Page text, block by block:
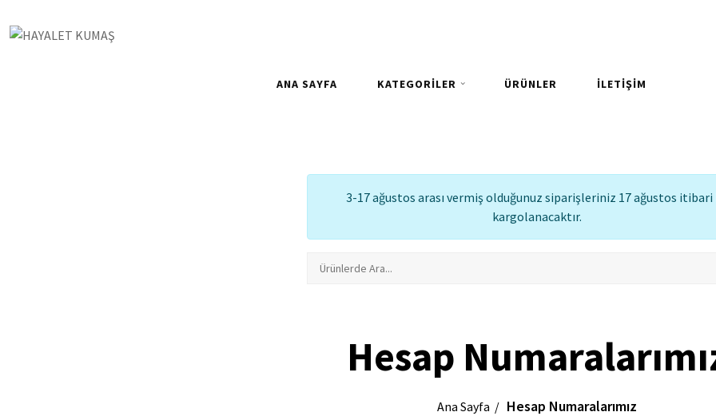
ANA SAYFA KATEGORİLER ÜRÜNLER İLETİŞİM
3-17 ağustos arası vermiş olduğunuz siparişleriniz 17 ağustos itibari
kargolanacaktır.
Hesap
Ana Sayfa Hesap Numaralarımız